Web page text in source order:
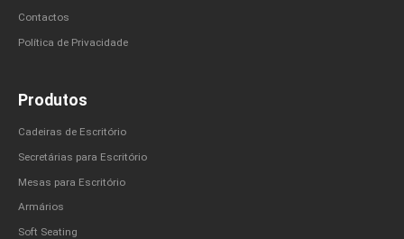
Contactos
Política de Privacidade
Produtos
Cadeiras de Escritório
Secretárias para Escritório
Mesas para Escritório
Armários
Soft Seating